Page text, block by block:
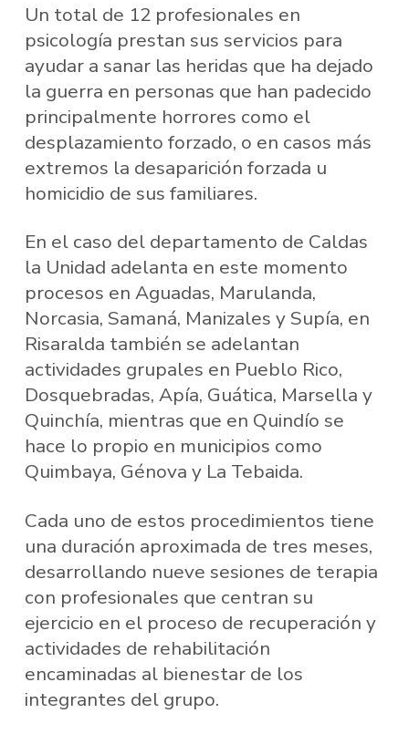
Un total de 12 profesionales en
psicología prestan sus servicios para
ayudar a sanar las heridas que ha dejado
la guerra en personas que han padecido
principalmente horrores como el
desplazamiento forzado, o en casos más
extremos la desaparición forzada u
homicidio de sus familiares.
En el caso del departamento de Caldas
la Unidad adelanta en este momento
procesos en Aguadas, Marulanda,
Norcasia, Samaná, Manizales y Supía, en
Risaralda también se adelantan
actividades grupales en Pueblo Rico,
Dosquebradas, Apía, Guática, Marsella y
Quinchía, mientras que en Quindío se
hace lo propio en municipios como
Quimbaya, Génova y La Tebaida.
Cada uno de estos procedimientos tiene
una duración aproximada de tres meses,
desarrollando nueve sesiones de terapia
con profesionales que centran su
ejercicio en el proceso de recuperación y
actividades de rehabilitación
encaminadas al bienestar de los
integrantes del grupo.